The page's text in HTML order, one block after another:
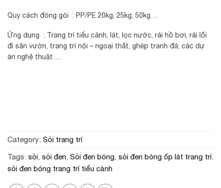
Quy cách đóng gói : PP/PE 20kg, 25kg, 50kg…
Ứng dụng : Trang trí tiểu cảnh, lát, lọc nước, rải hồ bơi, rải lối
đi sân vườn, trang trí nội – ngoại thất, ghép tranh đá, các dự
án nghệ thuật …
Category: Sỏi trang trí
Tags: sỏi, sỏi đen, Sỏi đen bóng, sỏi đen bóng ốp lát trang trí,
sỏi đen bóng trang trí tiểu cảnh